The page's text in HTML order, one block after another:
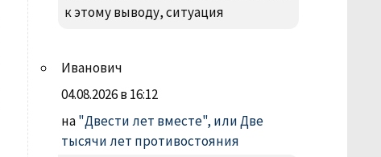
к этому выводу, ситуация
Иванович
04.08.2026 в 16:12
на"Двести лет вместе", или Две
тысячи лет противостояния